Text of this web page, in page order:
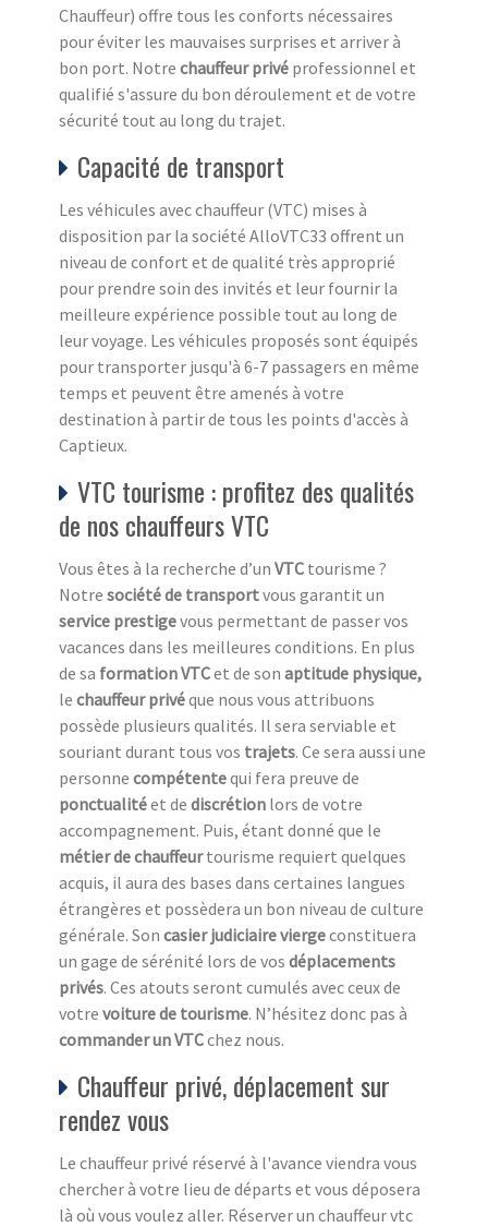
Chauffeur) offre tous les conforts nécessaires
pour éviter les mauvaises surprises et arriver à
bon port. Notre chauffeur privé professionnel et
qualifié s'assure du bon déroulement et de votre
sécurité tout au long du trajet.
Capacité de transport
Les véhicules avec chauffeur (VTC) mises à
disposition par la société AlloVTC33 offrent un
niveau de confort et de qualité très approprié
pour prendre soin des invités et leur fournir la
meilleure expérience possible tout au long de
leur voyage. Les véhicules proposés sont équipés
pour transporter jusqu'à 6-7 passagers en même
temps et peuvent être amenés à votre
destination à partir de tous les points d'accès à
Captieux.
VTC tourisme : profitez des qualités
de nos chauffeurs VTC
Vous êtes à la recherche d’un VTC tourisme ?
Notre société de transportvous garantit un
service prestigevous permettant de passer vos
vacances dans les meilleures conditions. En plus
de sa formation VTCet de son aptitude physique,
le chauffeur privéque nous vous attribuons
possède plusieurs qualités. Il sera serviable et
souriant durant tous vos trajets. Ce sera aussi une
personne compétentequi fera preuve de
ponctualitéet de discrétion lors de votre
accompagnement. Puis, étant donné que le
métier de chauffeurtourisme requiert quelques
acquis, il aura des bases dans certaines langues
étrangères et possèdera un bon niveau de culture
générale. Son casier judiciaire viergeconstituera
un gage de sérénité lors de vos déplacements
privés. Ces atouts seront cumulés avec ceux de
votre voiture de tourisme. N’hésitez donc pas à
commander un VTCchez nous.
Chauffeur privé, déplacement sur
rendez vous
Le chauffeur privé réservé à l'avance viendra vous
chercher à votre lieu de départs et vous déposera
là où vous voulez aller. Réserver un chauffeur vtc